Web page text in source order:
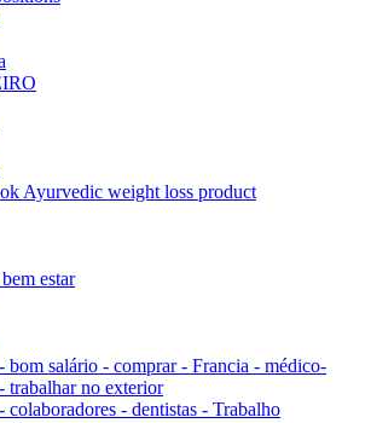
Ayurvedic weight loss product
estar
bom salário - comprar - Francia - médico-
trabalhar no exterior
colaboradores - dentistas - Trabalho